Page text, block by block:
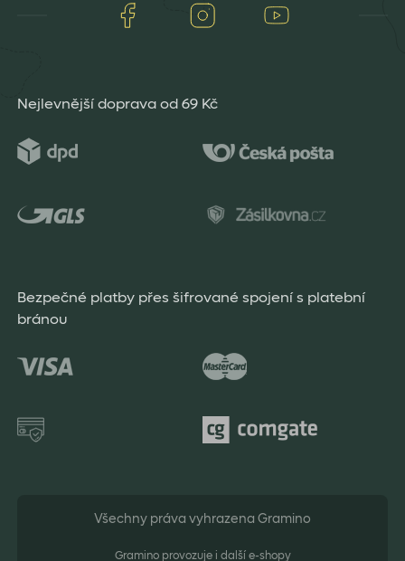
Facebook Instagram
Nejlevnější doprava od 69 Kč
Bezpečné platby přes šifrované spojení s platební
bránou
Všechny práva vyhrazena Gramino
Gramino provozuje i další e-shopy